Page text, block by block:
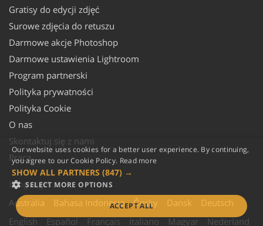
Gratisy do edycji zdjęć
Surowe zdjęcia do retuszu
Darmowe akcje Photoshop
Darmowe ustawienia Lightroom
Program partnerski
Polityka prywatności
Polityka Cookie
O nas
Skontaktuj się z nami
Praca
Languages:
Australia
Bahasa Indonesia Česky Dansk
Deutsch
English
Español Français Italiano Magyar Nederland
Our website uses cookies for a better user experience. By continuing,
you agree to our Cookie Policy. Read more
SHOW ALL PARTNERS (847) →
SELECT MORE OPTIONS
ACCEPT ALL